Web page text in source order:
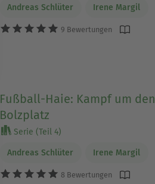
Andreas Schlüter Irene Margil
9 Bewertungen
Fußball-Haie: Kampf um den
Bolzplatz
Serie (Teil 4)
Andreas Schlüter Irene Margil
8 Bewertungen